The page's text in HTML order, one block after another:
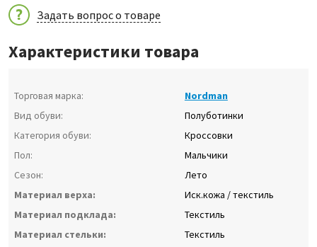
Задать вопрос о товаре
Характеристики товара
Торговая марка:
Nordman
Вид обуви:
Полуботинки
Категория обуви:
Кроссовки
Пол:
Мальчики
Сезон:
Лето
Материал верха:
Иск.кожа / текстиль
Материал подклада:
Текстиль
Материал стельки:
Текстиль